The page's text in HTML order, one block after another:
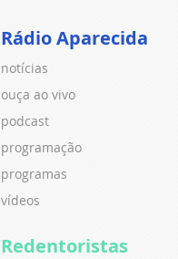
Rádio Aparecida
notícias
ouça ao vivo
podcast
programação
programas
vídeos
Redentoristas